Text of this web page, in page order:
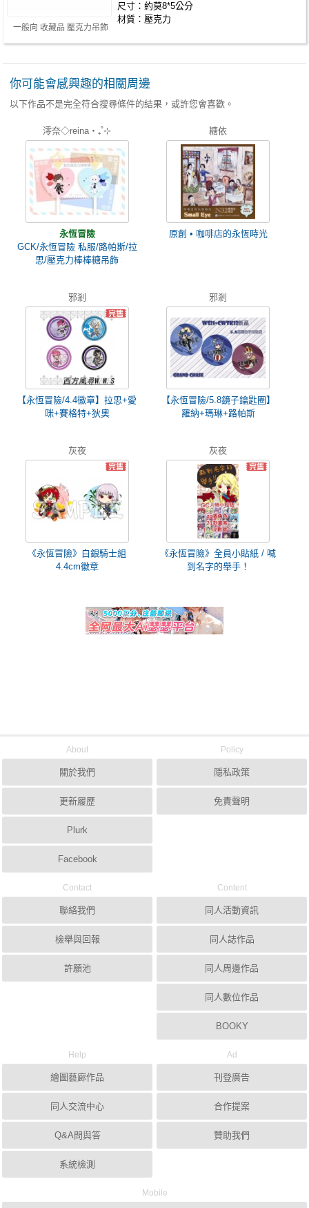
一般向 收藏品 壓克力吊飾
尺寸：約莫8*5公分
材質：壓克力
你可能會感興趣的相關周邊
以下作品不是完全符合搜尋條件的結果，或許您會喜歡。
澪奈◇reina‧₊˚⊹
永恆冒險
GCK/永恆冒險 私服/路帕斯/拉
思/壓克力棒棒糖吊飾
糖依
原創 • 咖啡店的永恆時光
邪剎
【永恆冒險/4.4徽章】拉思+愛
咪+賽格特+狄奧
邪剎
【永恆冒險/5.8鏡子鑰匙圈】
羅納+瑪琳+路帕斯
灰夜
《永恆冒險》白銀騎士組
4.4cm徽章
灰夜
《永恆冒險》全員小貼紙 / 喊
到名字的舉手！
About
關於我們
更新履歷
Plurk
Facebook
Policy
隱私政策
免責聲明
Contact
聯絡我們
檢舉與回報
許願池
Content
同人活動資訊
同人誌作品
同人周邊作品
同人數位作品
BOOKY
Help
繪圖藝廊作品
同人交流中心
Q&A問與答
系統檢測
Ad
刊登廣告
合作提案
贊助我們
Mobile